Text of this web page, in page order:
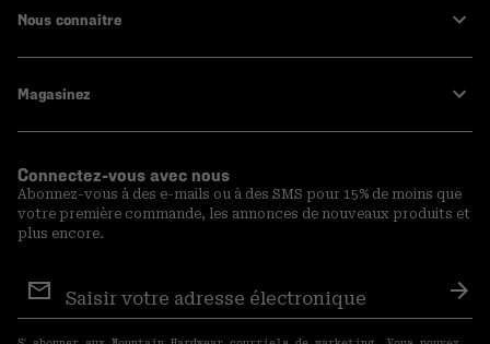
Nous connaitre
Magasinez
Connectez-vous avec nous
Abonnez-vous à des e-mails ou à des SMS pour 15% de moins que
votre première commande, les annonces de nouveaux produits et
plus encore.
aux
courriels